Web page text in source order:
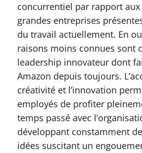
concurrentiel par rapport aux
grandes entreprises
du travail actuellement. En
raisons moins connues sont
leadership innovateur dont
Amazon depuis toujours.
créativité et l’innovation
employés de profiter
temps passé avec
développant constamment
idées suscitant un